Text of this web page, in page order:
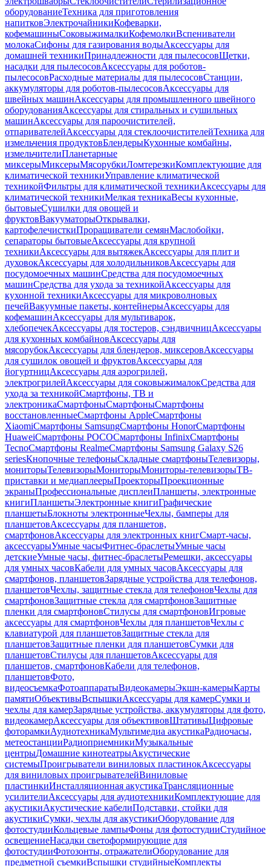
оборудованиеТехника для приготовления
напитковЭлектрочайникиКофеварки,
кофемашиныСоковыжималкиКофемолкиВспениватели
молокаСифоны для газирования водыАксессуары для
домашней техникиПринадлежности для пылесосовЩетки,
насадки для пылесосовАксессуары для роботов-
пылесосовРасходные материалы для пылесосовСтанции,
аккумуляторы для роботов-пылесосовАксессуары для
швейных машинАксессуары для промышленного швейного
оборудованияАксессуары для стиральных и сушильных
машинАксессуары для пароочистителей,
отпаривателейАксессуары для стеклоочистителейТехника для
измельчения продуктовБлендерыКухонные комбайны,
измельчителиПланетарные
миксерыМиксерыМясорубкиЛомтерезкиКомплектующие для
климатической техникиУправление климатической
техникойФильтры для климатической техникиАксессуары для
климатической техникиМелкая техникаВесы кухонные,
бытовыеСушилки для овощей и
фруктовВакууматорыОткрывалки,
картофелечисткиПроращиватели семянМаслобойки,
сепараторы бытовыеАксессуары для крупной
техникиАксессуары для вытяжекАксессуары для плит и
духовокАксессуары для холодильниковАксессуары для
посудомоечных машинСредства для посудомоечных
машинСредства для ухода за техникойАксессуары для
кухонной техникиАксессуары для микроволновых
печейВакуумные пакеты, контейнерыАксессуары для
кофемашинАксессуары для мультиварок,
хлебопечекАксессуары для тостеров, сэндвичницАксессуары
для кухонных комбайновАксессуары для
мясорубокАксессуары для блендеров, миксеровАксессуары
для сушилок овощей и фруктовАксессуары для
йогуртницАксессуары для аэрогрилей,
электрогрилейАксессуары для соковыжималокСредства для
ухода за техникойСмартфоны, ТВ и
электроникаСмартфоныСмартфоныСмартфоны
восстановленныеСмартфоны AppleСмартфоны
XiaomiСмартфоны SamsungСмартфоны HonorСмартфоны
HuaweiСмартфоны POCOСмартфоны InfinixСмартфоны
TecnoСмартфоны RealmeСмартфоны Samsung Galaxy S26
seriesКнопочные телефоныСкладные смартфоныТелевизоры,
мониторыТелевизорыМониторыМониторы-телевизорыТВ-
приставки и медиаплеерыПроекторыПроекционные
экраныПрофессиональные дисплеиПланшеты, электронные
книгиПланшетыЭлектронные книгиГрафические
планшетыБлокноты электронныеЧехлы, бамперы для
планшетовАксессуары для планшетов,
смартфоновАксессуары для электронных книгСмарт-часы,
аксессуарыУмные часыФитнес-браслетыУмные часы
детскиеУмные часы, фитнес-браслетыРемешки, аксессуары
для умных часовКабели для умных часовАксессуары для
смартфонов, планшетовЗарядные устройства для телефонов,
планшетовЧехлы, защитные стекла для телефоновЧехлы для
смартфоновЗащитные стекла для смартфоновЗащитные
пленки для смартфоновСтилусы для смартфоновИгровые
аксессуары для смартфоновЧехлы для планшетовЧехлы с
клавиатурой для планшетовЗащитные стекла для
планшетовЗащитные пленки для планшетовСумки для
планшетовСтилусы для планшетовАксессуары для
планшетов, смартфоновКабели для телефонов,
планшетовФото,
видеосъемкаФотоаппаратыВидеокамерыЭкшн-камерыКарты
памятиОбъективыВспышкиАксессуары для камерСумки и
чехлы для камерЗарядные устройства, аккумуляторы для фото,
видеокамерАксессуары для объективовШтативыЦифровые
фоторамкиАудиотехникаМультимедиа акустикаРадиочасы,
метеостанцииРадиоприемникиМузыкальные
центрыДомашние кинотеатрыАкустические
системыПроигрыватели виниловых пластинокАксессуары
для виниловых проигрывателейВиниловые
пластинкиИнсталляционная акустикаТрансляционные
усилителиАксессуары для аудиотехникиКомплектующие для
акустикиАкустические кабелиПодставки, стойки для
акустикиСумки, чехлы для акустикиОборудование для
фотостудииКольцевые лампыФоны для фотостудииСтудийное
освещениеНасадки светоформирующие для
фотостудииФотозонты, отражателиОборудование для
предметной съемкиВспышки студийныеКомплекты